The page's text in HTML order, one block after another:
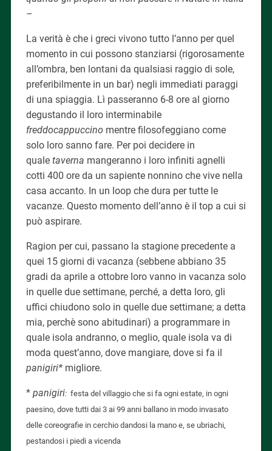
–
La verità è che i greci vivono tutto l’anno per quel
momento in cui possono stanziarsi (rigorosamente
all’ombra, ben lontani da qualsiasi raggio di sole,
preferibilmente in un bar) negli immediati paraggi
di una spiaggia. Lì passeranno 6-8 ore al giorno
degustando il loro interminabile
freddocappuccino mentre filosofeggiano come
solo loro sanno fare. Per poi decidere in
quale taverna mangeranno i loro infiniti agnelli
cotti 400 ore da un sapiente nonnino che vive nella
casa accanto. In un loop che dura per tutte le
vacanze. Questo momento dell’anno è il top a cui si
può aspirare.
Ragion per cui, passano la stagione precedente a
quei 15 giorni di vacanza (sebbene abbiano 35
gradi da aprile a ottobre loro vanno in vacanza solo
in quelle due settimane, perché, a detta loro, gli
uffici chiudono solo in quelle due settimane; a detta
mia, perchè sono abitudinari) a programmare in
quale isola andranno, o meglio, quale isola va di
moda quest’anno, dove mangiare, dove si fa il
panigiri* migliore.
* panigiri: festa del villaggio che si fa ogni estate, in ogni
paesino, dove tutti dai 3 ai 99 anni ballano in modo invasato
delle coreografie in cerchio dandosi la mano e, se ubriachi,
pestandosi i piedi a vicenda